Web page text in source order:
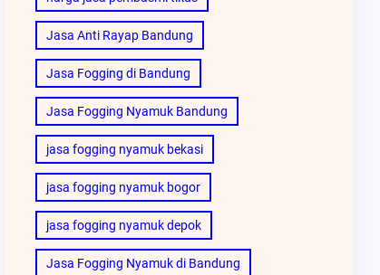
Jasa Anti Rayap Bandung
Jasa Fogging di Bandung
Jasa Fogging Nyamuk Bandung
jasa fogging nyamuk bekasi
jasa fogging nyamuk bogor
jasa fogging nyamuk depok
Jasa Fogging Nyamuk di Bandung